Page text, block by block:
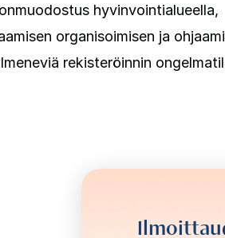
hyvinvointialueella,
organisoimisen ja
rekisteröinnin